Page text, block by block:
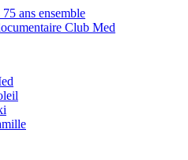
ans ensemble
Club Med